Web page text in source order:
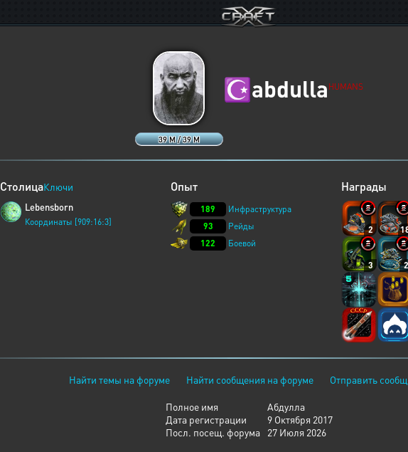
39 M / 39 M
☪️abdulla HUMANS
СтолицаКлючи
Lebensborn
Координаты [909:16:3]
Опыт
189
Инфраструктура
93
Рейды
122
Боевой
Награды
2
3 2
Найти темы на форуме Найти сообщения на форуме Отправить
Полное имя
Абдулла
Дата регистрации
9 Октября 2017
Посл. посещ. форума
27 Июля 2026